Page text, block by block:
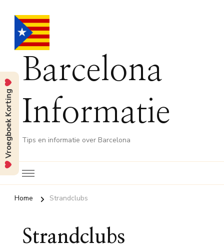
Barcelona
Informatie
Tips en informatie over Barcelona
Home Strandclubs
Strandclubs
Vroegboek Korting